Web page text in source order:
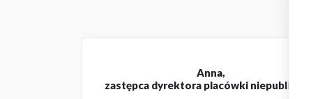
Anna,
zastępca dyrektora placówki niepublicznej